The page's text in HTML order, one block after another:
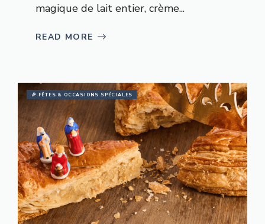
magique de lait entier, crème...
READ MORE
🎉 FÊTES & OCCASIONS SPÉCIALES